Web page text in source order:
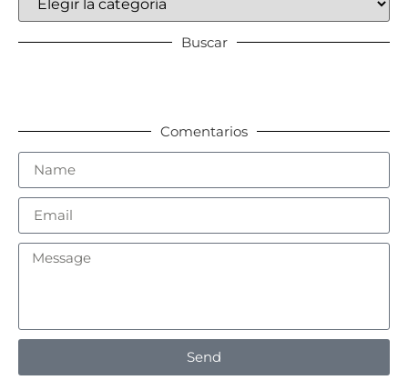
Buscar
Comentarios
Send